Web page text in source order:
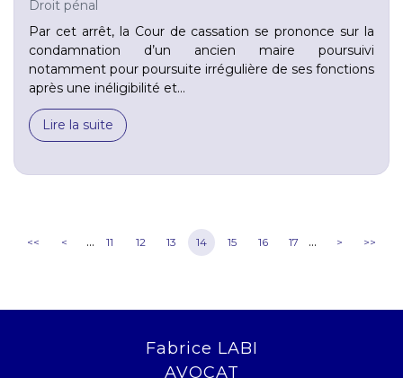
Droit pénal
Par cet arrêt, la Cour de cassation se prononce sur la
condamnation d’un ancien maire poursuivi
notamment pour poursuite irrégulière de ses fonctions
après une inéligibilité et...
Lire la suite
<< < ... 11 12 13 14 15 16 17 ... > >>
Fabrice LABI
AVOCAT